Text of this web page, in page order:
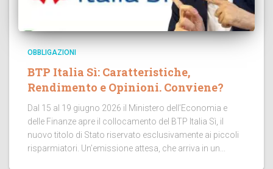
OBBLIGAZIONI
BTP Italia Sì: Caratteristiche,
Rendimento e Opinioni. Conviene?
Dal 15 al 19 giugno 2026 il Ministero dell’Economia e
delle Finanze apre il collocamento del BTP Italia Sì, il
nuovo titolo di Stato riservato esclusivamente ai piccoli
risparmiatori. Un’emissione attesa, che arriva in un...